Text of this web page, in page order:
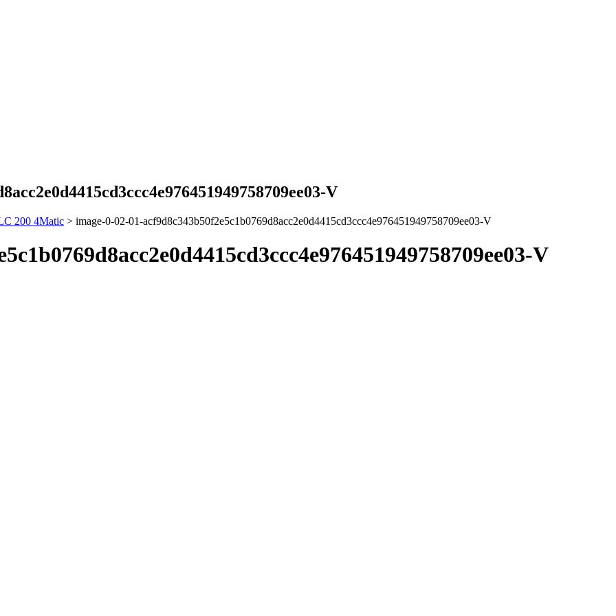
V
200 4Matic > image-0-02-01-acf9d8c343b50f2e5c1b0769d8acc2e0d4415cd3ccc4e976451949758709ee03-V
V